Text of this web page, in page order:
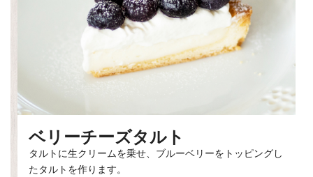
ベリーチーズタルト
タルトに生クリームを乗せ、ブルーベリーをトッピングし
たタルトを作ります。